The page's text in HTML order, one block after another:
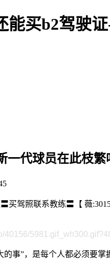
能买b2驾驶
一代球员在此枝繁
买驾照联系教练〓【 薇
40156/
事”，是每个人都必须要